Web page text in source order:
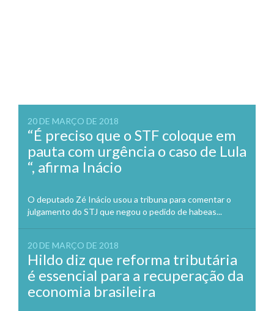
20 DE MARÇO DE 2018
“É preciso que o STF coloque em
pauta com urgência o caso de Lula
“, afirma Inácio
O deputado Zé Inácio usou a tribuna para comentar o
julgamento do STJ que negou o pedido de habeas...
20 DE MARÇO DE 2018
Hildo diz que reforma tributária
é essencial para a recuperação da
economia brasileira